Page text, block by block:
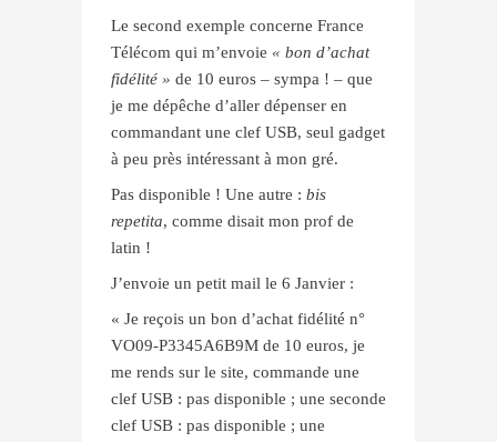
Le second exemple concerne France
Télécom qui m’envoie « bon d’achat
fidélité » de 10 euros – sympa ! – que
je me dépêche d’aller dépenser en
commandant une clef USB, seul gadget
à peu près intéressant à mon gré.
Pas disponible ! Une autre : bis
repetita, comme disait mon prof de
latin !
J’envoie un petit mail le 6 Janvier :
« Je reçois un bon d’achat fidélité n°
VO09-P3345A6B9M de 10 euros, je
me rends sur le site, commande une
clef USB : pas disponible ; une seconde
clef USB : pas disponible ; une